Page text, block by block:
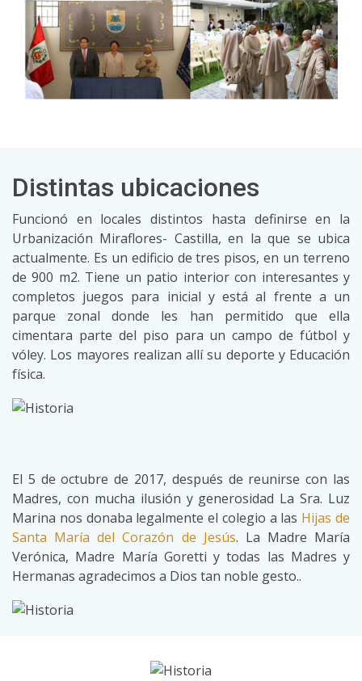
Distintas ubicaciones
Funcionó en locales distintos hasta definirse en la
Urbanización Miraflores- Castilla, en la que se ubica
actualmente. Es un edificio de tres pisos, en un terreno
de 900 m2. Tiene un patio interior con interesantes y
completos juegos para inicial y está al frente a un
parque zonal donde les han permitido que ella
cimentara parte del piso para un campo de fútbol y
vóley. Los mayores realizan allí su deporte y Educación
física.
El 5 de octubre de 2017, después de reunirse con las
Madres, con mucha ilusión y generosidad La Sra. Luz
Marina nos donaba legalmente el colegio a las Hijas de
Santa María del Corazón de Jesús. La Madre María
Verónica, Madre María Goretti y todas las Madres y
Hermanas agradecimos a Dios tan noble gesto..